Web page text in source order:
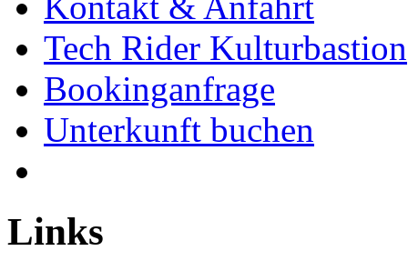
Tech Rider Kulturbastion
Bookinganfrage
Unterkunft buchen
Links